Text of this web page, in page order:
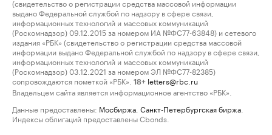
(свидетельство о регистрации средства массовой информации
выдано Федеральной службой по надзору в сфере связи,
информационных технологий и массовых коммуникаций
(Роскомнадзор) 09.12.2015 за номером ИА №ФС77-63848) и сетевого
издания «РБК» (свидетельство о регистрации средства массовой
информации выдано Федеральной службой по надзору в сфере связи,
информационных технологий и массовых коммуникаций
(Роскомнадзор) 03.12.2021 за номером ЭЛ №ФС77-82385)
сопровождаются пометкой «РБК».
18+ letters@rbc.ru
Владельцем сайта является информационное агентство «РБК».
Данные предоставлены: Мосбиржа Санкт-Петербургская биржа
Индексы облигаций предоставлены Cbonds.